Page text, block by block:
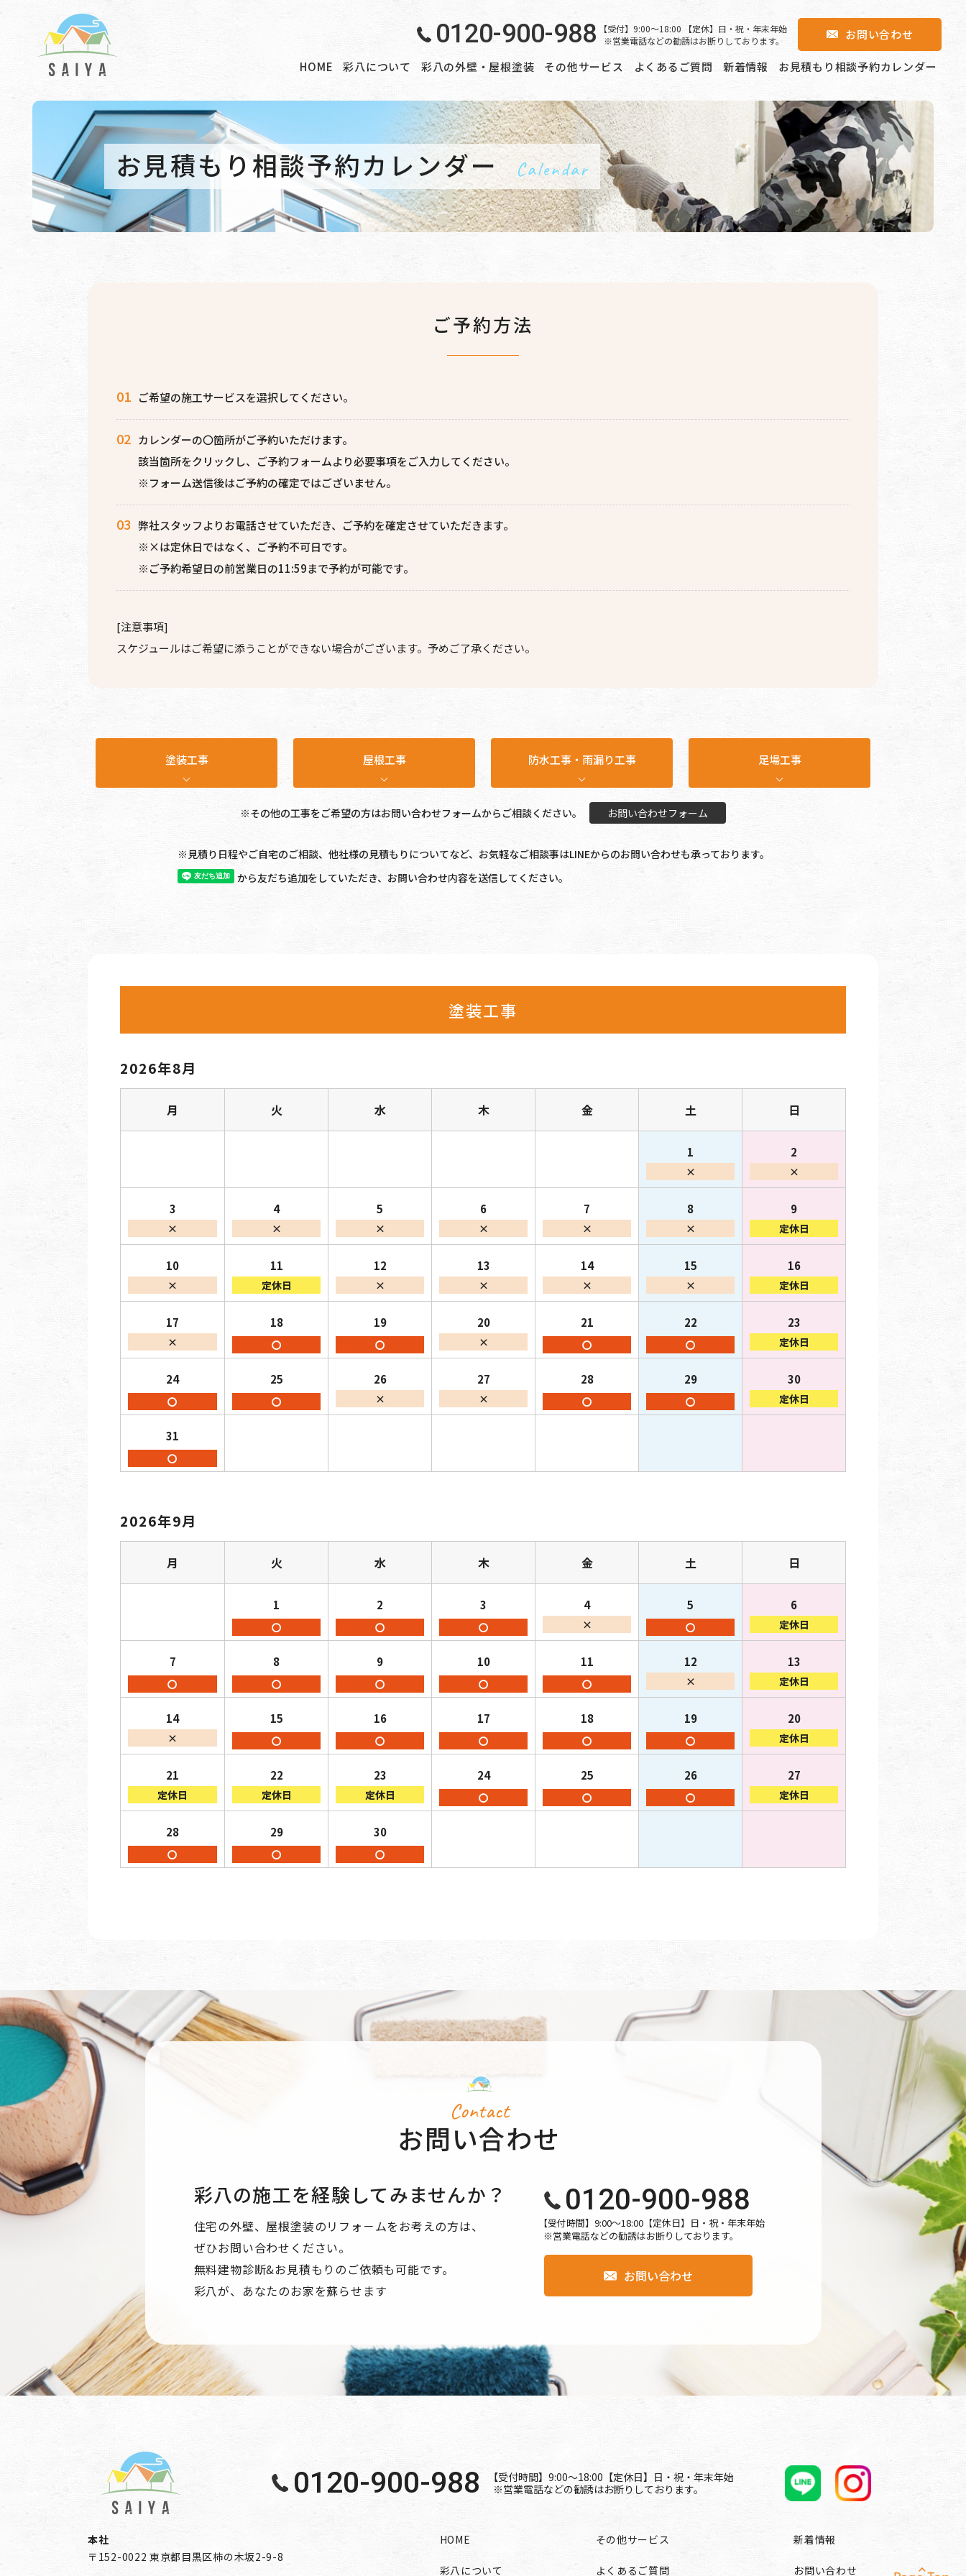
0120-900-988
【受付】9:00〜18:00 【定休】日・祝・年末年始
※営業電話などの勧誘はお断りしております。
お問い合わせ
HOME 彩八について 彩八の外壁・屋根塗装 その他サービス よくあるご質問 新着情報 お見積もり相談予約カレンダー
お見積もり相談予約カレンダー Calendar
ご予約方法
ご希望の施工サービスを選択してください。
カレンダーの〇箇所がご予約いただけます。
該当箇所をクリックし、ご予約フォームより必要事項をご入力してください。
※フォーム送信後はご予約の確定ではございません。
弊社スタッフよりお電話させていただき、ご予約を確定させていただきます。
※×は定休日ではなく、ご予約不可日です。
※ご予約希望日の前営業日の11:59まで予約が可能です。
[注意事項]
スケジュールはご希望に添うことができない場合がございます。予めご了承ください。
塗装工事 屋根工事 防水工事・雨漏り工事 足場工事
※その他の工事をご希望の方はお問い合わせフォームからご相談ください。 お問い合わせフォーム
※見積り日程やご自宅のご相談、他社様の見積もりについてなど、お気軽なご相談事はLINEからのお問い合わせも承っております。
から友だち追加をしていただき、お問い合わせ内容を送信してください。
塗装工事
2026年8月
月 火 水 木 金 土 日
1
×
2
×
3
×
4
×
5
×
6
×
7
×
8
×
9
定休日
10
×
11
定休日
12
×
13
×
14
×
15
×
16
定休日
17
×
18
〇
19
〇
20
×
21
〇
22
〇
23
定休日
24
〇
25
〇
26
×
27
×
28
〇
29
〇
30
定休日
31
〇
2026年9月
月 火 水 木 金 土 日
1
〇
2
〇
3
〇
4
×
5
〇
6
定休日
7
〇
8
〇
9
〇
10
〇
11
〇
12
×
13
定休日
14
×
15
〇
16
〇
17
〇
18
〇
19
〇
20
定休日
21
定休日
22
定休日
23
定休日
24
〇
25
〇
26
〇
27
定休日
28
〇
29
〇
30
〇
Contact
お問い合わせ
彩八の施工を経験してみませんか？
住宅の外壁、屋根塗装のリフォ－ムをお考えの方は、
ぜひお問い合わせください。
無料建物診断&お見積もりのご依頼も可能です。
彩八が、あなたのお家を蘇らせます
0120-900-988
【受付時間】9:00〜18:00【定休日】日・祝・年末年始
※営業電話などの勧誘はお断りしております。
お問い合わせ
0120-900-988
【受付時間】9:00〜18:00【定休日】日・祝・年末年始
※営業電話などの勧誘はお断りしております。
本社
〒152-0022 東京都目黒区柿の木坂2-9-8
HOME
彩八について
その他サービス
よくあるご質問
新着情報
お問い合わせ